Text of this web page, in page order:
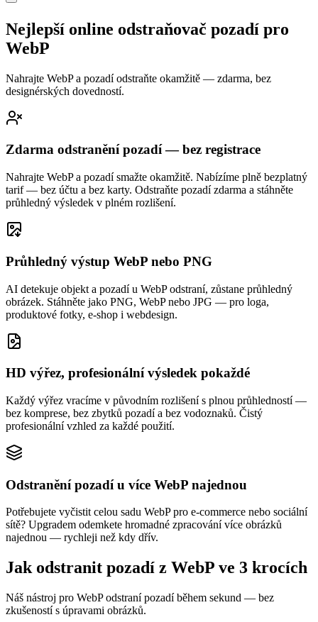
Nejlepší online odstraňovač pozadí pro
WebP
Nahrajte WebP a pozadí odstraňte okamžitě — zdarma, bez
designérských dovedností.
Zdarma odstranění pozadí — bez registrace
Nahrajte WebP a pozadí smažte okamžitě. Nabízíme plně bezplatný
tarif — bez účtu a bez karty. Odstraňte pozadí zdarma a stáhněte
průhledný výsledek v plném rozlišení.
Průhledný výstup WebP nebo PNG
AI detekuje objekt a pozadí u WebP odstraní, zůstane průhledný
obrázek. Stáhněte jako PNG, WebP nebo JPG — pro loga,
produktové fotky, e‑shop i webdesign.
HD výřez, profesionální výsledek pokaždé
Každý výřez vracíme v původním rozlišení s plnou průhledností —
bez komprese, bez zbytků pozadí a bez vodoznaků. Čistý
profesionální vzhled za každé použití.
Odstranění pozadí u více WebP najednou
Potřebujete vyčistit celou sadu WebP pro e‑commerce nebo sociální
sítě? Upgradem odemkete hromadné zpracování více obrázků
najednou — rychleji než kdy dřív.
Jak odstranit pozadí z WebP ve 3 krocích
Náš nástroj pro WebP odstraní pozadí během sekund — bez
zkušeností s úpravami obrázků.